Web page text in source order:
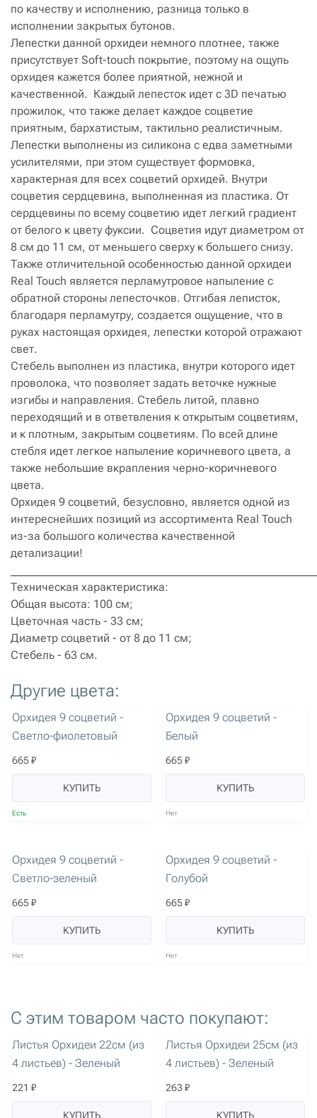
по качеству и исполнению, разница только в
исполнении закрытых бутонов.
Лепестки данной орхидеи немного плотнее, также
присутствует Soft-touch покрытие, поэтому на ощупь
орхидея кажется более приятной, нежной и
качественной. Каждый лепесток идет с 3D печатью
прожилок, что также делает каждое соцветие
приятным, бархатистым, тактильно реалистичным.
Лепестки выполнены из силикона с едва заметными
усилителями, при этом существует формовка,
характерная для всех соцветий орхидей. Внутри
соцветия сердцевина, выполненная из пластика. От
сердцевины по всему соцветию идет легкий градиент
от белого к цвету фуксии. Соцветия идут диаметром от
8 см до 11 см, от меньшего сверху к большего снизу.
Также отличительной особенностью данной орхидеи
Real Touch является перламутровое напыление с
обратной стороны лепесточков. Отгибая леписток,
благодаря перламутру, создается ощущение, что в
руках настоящая орхидея, лепестки которой отражают
свет.
Стебель выполнен из пластика, внутри которого идет
проволока, что позволяет задать веточке нужные
изгибы и направления. Стебель литой, плавно
переходящий и в ответвления к открытым соцветиям,
и к плотным, закрытым соцветиям. По всей длине
стебля идет легкое напыление коричневого цвета, а
также небольшие вкрапления черно-коричневого
цвета.
Орхидея 9 соцветий, безусловно, является одной из
интереснейших позиций из ассортимента Real Touch
из-за большого количества качественной
детализации!
Техническая характеристика:
Общая высота: 100 см;
Цветочная часть - 33 см;
Диаметр соцветий - от 8 до 11 см;
Стебель - 63 см.
Другие цвета:
артикул: 3049
Орхидея 9 соцветий -
Светло-фиолетовый
665 ₽
КУПИТЬ
Есть
Орхидея 9 соцветий -
Белый
665 ₽
КУПИТЬ
Нет
Орхидея 9 соцветий -
Светло-зеленый
665 ₽
КУПИТЬ
Нет
Орхидея 9 соцветий -
Голубой
665 ₽
КУПИТЬ
Нет
С этим товаром часто покупают:
артикул: 1341
Листья Орхидеи 22см (из
4 листьев) - Зеленый
221 ₽
КУПИТЬ
артикул: 1342
Листья Орхидеи 25см (из
4 листьев) - Зеленый
263 ₽
КУПИТЬ